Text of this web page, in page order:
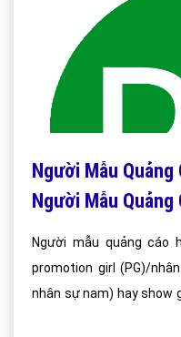
Người Mẫu Quảng
Người Mẫu Quảng
Người mẫu quảng cáo
promotion girl (PG)/
nhân sự nam) hay show